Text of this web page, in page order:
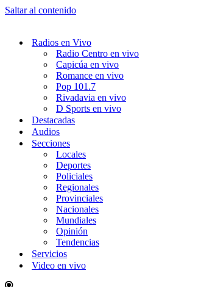
Saltar al contenido
Radios en Vivo
Radio Centro en vivo
Capicúa en vivo
Romance en vivo
Pop 101.7
Rivadavia en vivo
D Sports en vivo
Destacadas
Audios
Secciones
Locales
Deportes
Policiales
Regionales
Provinciales
Nacionales
Mundiales
Opinión
Tendencias
Servicios
Video en vivo